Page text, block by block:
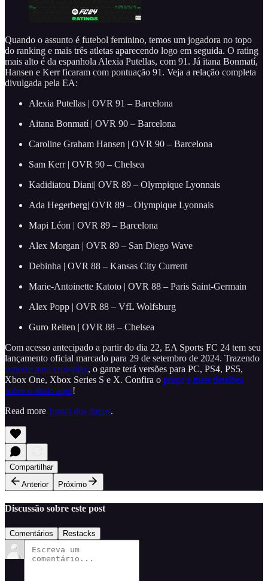
Quando o assunto é futebol feminino, temos um jogadora no topo
do ranking e mais três atletas aparecendo logo em seguida. O rating
mais alto é da espanhola Alexia Putellas, com 91. Já itana Bonmatí,
Hansen e Kerr ficaram com pontuação 91. Veja a relação completa
divulgada pela EA:
Alexia Putellas | OVR 91 – Barcelona
Aitana Bonmatí | OVR 90 – Barcelona
Caroline Graham Hansen | OVR 90 – Barcelona
Sam Kerr | OVR 90 – Chelsea
Kadidiatou Diani| OVR 89 – Olympique Lyonnais
Ada Hegerberg| OVR 89 – Olympique Lyonnais
Mapi Léon | OVR 89 – Barcelona
Alex Morgan | OVR 89 – San Diego Wave
Debinha | OVR 88 – Kansas City Current
Marie-Antoinette Katoto | OVR 88 – Paris Saint-Germain
Alex Popp | OVR 88 – VfL Wolfsburg
Guro Reiten | OVR 88 – Chelsea
Com acesso antecipado a partir do dia 22, EA Sports FC 24 tem seu
lançamento oficial marcado para 29 de setembro de 2024. Trazendo
suporte para crossplay, o game terá versões para PC, PS4, PS5,
Xbox One, Xbox Series S e X. Confira o preço e mais detalhes
sobre o título aqui!
Read more Jornal dos Jogos.
Compartilhar
Anterior
Próximo
Discussão sobre este post
Comentários Restacks